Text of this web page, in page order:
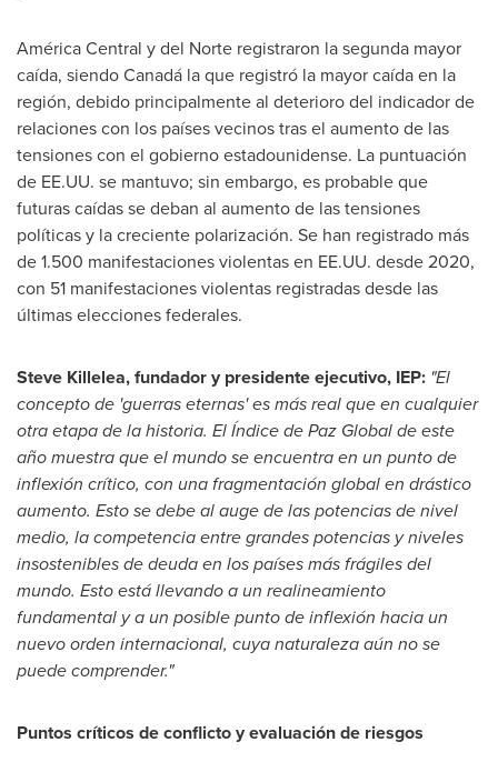
América Central y del Norte registraron la segunda mayor
caída, siendo Canadá la que registró la mayor caída en la
región, debido principalmente al deterioro del indicador de
relaciones con los países vecinos tras el aumento de las
tensiones con el gobierno estadounidense. La puntuación
de EE.UU. se mantuvo; sin embargo, es probable que
futuras caídas se deban al aumento de las tensiones
políticas y la creciente polarización. Se han registrado más
de 1.500 manifestaciones violentas en EE.UU. desde 2020,
con 51 manifestaciones violentas registradas desde las
últimas elecciones federales.
Steve Killelea, fundador y presidente ejecutivo, IEP: "El
concepto de 'guerras eternas' es más real que en cualquier
otra etapa de la historia. El Índice de Paz Global de este
año muestra que el mundo se encuentra en un punto de
inflexión crítico, con una fragmentación global en drástico
aumento. Esto se debe al auge de las potencias de nivel
medio, la competencia entre grandes potencias y niveles
insostenibles de deuda en los países más frágiles del
mundo. Esto está llevando a un realineamiento
fundamental y a un posible punto de inflexión hacia un
nuevo orden internacional, cuya naturaleza aún no se
puede comprender."
Puntos críticos de conflicto y evaluación de riesgos